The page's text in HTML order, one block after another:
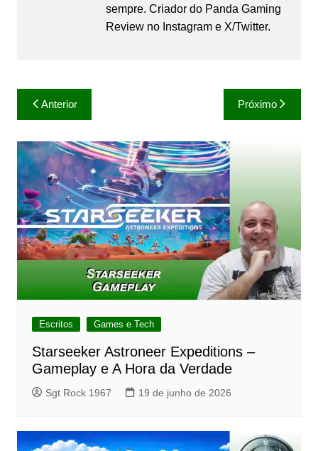
sempre. Criador do Panda Gaming
Review no Instagram e X/Twitter.
Navegação
de
Post
Anterior Próximo
Escritos Games e Tech
Starseeker Astroneer Expeditions –
Gameplay e A Hora da Verdade
Sgt Rock 1967 19 de junho de 2026